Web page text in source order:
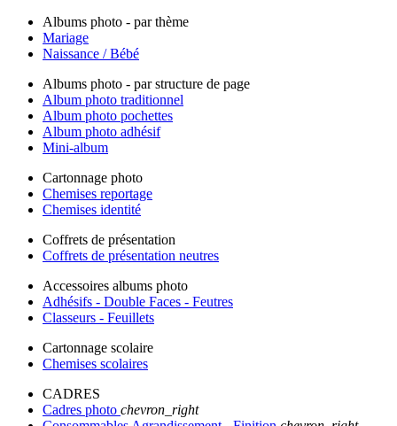
Albums photo - par thème
Mariage
Naissance / Bébé
Albums photo - par structure de page
Album photo traditionnel
Album photo pochettes
Album photo adhésif
Mini-album
Cartonnage photo
Chemises reportage
Chemises identité
Coffrets de présentation
Coffrets de présentation neutres
Accessoires albums photo
Adhésifs - Double Faces - Feutres
Classeurs - Feuillets
Cartonnage scolaire
Chemises scolaires
CADRES
Cadres photo chevron_right